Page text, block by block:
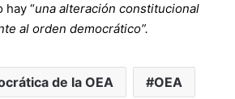
hay “una alteración constitucional
al orden democrático”.
de la OEA OEA